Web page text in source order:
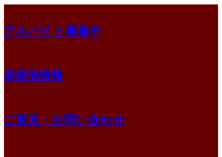
アルバイト募集中
原産地情報
ご意見・お問い合わせ